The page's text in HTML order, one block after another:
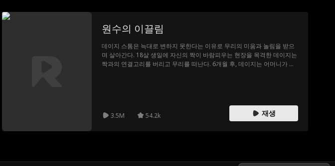
원수의 이끌림
데이지 스톰은 늑대로 변하지 못한다는 이유로 무리의 미움과 놀림을 받으
며 살아간다. 18살 생일에 자신의 짝이 바람피우는 현장을 목격한 데이지는
짝과의 연결고리를 버리고 무리를 떠난다. 6개월 후, 데이지는 어머니가 의
3.5M
54.2k 재생